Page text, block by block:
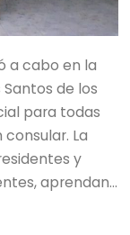
a cabo en la
de los
para todas
La
y
aprendan…